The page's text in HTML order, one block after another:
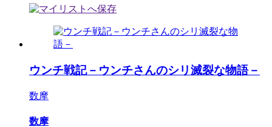
ウンチ戦記－ウンチさんのシリ滅裂な物語－
数摩
数摩